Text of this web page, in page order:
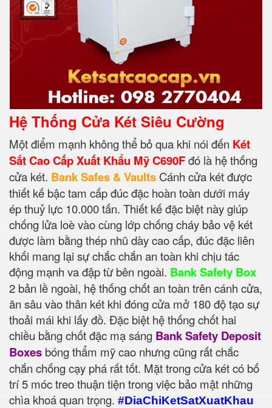
Hệ Thống Cửa Két Siêu Cường
Một điểm mạnh không thể bỏ qua khi nói đến Két
Sắt Cao Cấp Xuất Khẩu Mỹ C690Fđó là hệ thống
cửa két. Bank Safes & Vaults Cánh cửa két được
thiết kế bậc tam cấp đúc đặc hoàn toàn dưới máy
ép thuỷ lực 10.000 tấn. Thiết kế đặc biệt này giúp
chống lửa loè vào cùng lớp chống cháy bảo vệ két
được làm bằng thép nhũ dày cao cấp, đúc đặc liên
khối mang lại sự chắc chắn an toàn khi chịu tác
động mạnh va đập từ bên ngoài. Bank Safety Box
2 bản lề ngoài, hệ thống chốt an toàn trên cánh cửa,
ăn sâu vào thân két khi đóng cửa mở 180 độ tạo sự
thoải mái khi lấy đồ. Đặc biệt hệ thống chốt hai
chiều bằng chốt đặc mạ sáng Bank Safety Deposit
Boxes bóng thẩm mỹ cao nhưng cũng rất chắc
chắn chống cạy phá rất tốt. Mặt trong cửa két có bố
trí 5 móc treo thuận tiện trong việc bảo mật những
chìa khoá quan trọng. #DiaChiKetSatXuatKhau